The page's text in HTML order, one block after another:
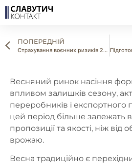
ПОПЕРЕДНІЙ
Страхування воєнних ризиків 2026: Новий рівень безпеки для експортерів насіння та горіхів
Весняний ринок насіння
впливом залишків сезону,
переробників і експортного
цей період більше залежать
пропозиції та якості, ніж від
врожаю.
Весна традиційно є